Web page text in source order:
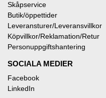
Skåpservice
Butik/öppettider
Leveransturer/Leveransvillkor
Köpvillkor/Reklamation/Retur
Personuppgiftshantering
SOCIALA MEDIER
Facebook
LinkedIn